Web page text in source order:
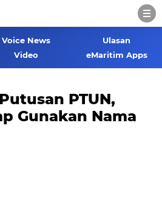
Voice News
Ulasan
Video eMaritim Apps
PTUN,
Gunakan Nama